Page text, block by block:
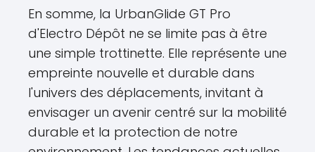
En somme, la UrbanGlide GT Pro
d'Electro Dépôt ne se limite pas à être
une simple trottinette. Elle représente une
empreinte nouvelle et durable dans
l'univers des déplacements, invitant à
envisager un avenir centré sur la mobilité
durable et la protection de notre